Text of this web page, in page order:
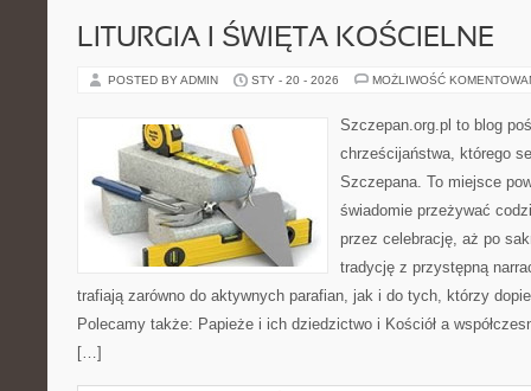
LITURGIA I ŚWIĘTA KOŚCIELNE
POSTED BY ADMIN STY - 20 - 2026 MOŻLIWOŚĆ
Szczepan.org.pl to blog
chrześcijaństwa, którego
Szczepana. To miejsce
świadomie przeżywać
przez celebrację, aż po
tradycję z przystępną
trafiają zarówno do aktywnych parafian, jak i do tych, którzy
Polecamy także: Papieże i ich dziedzictwo i Kościół a
[…]